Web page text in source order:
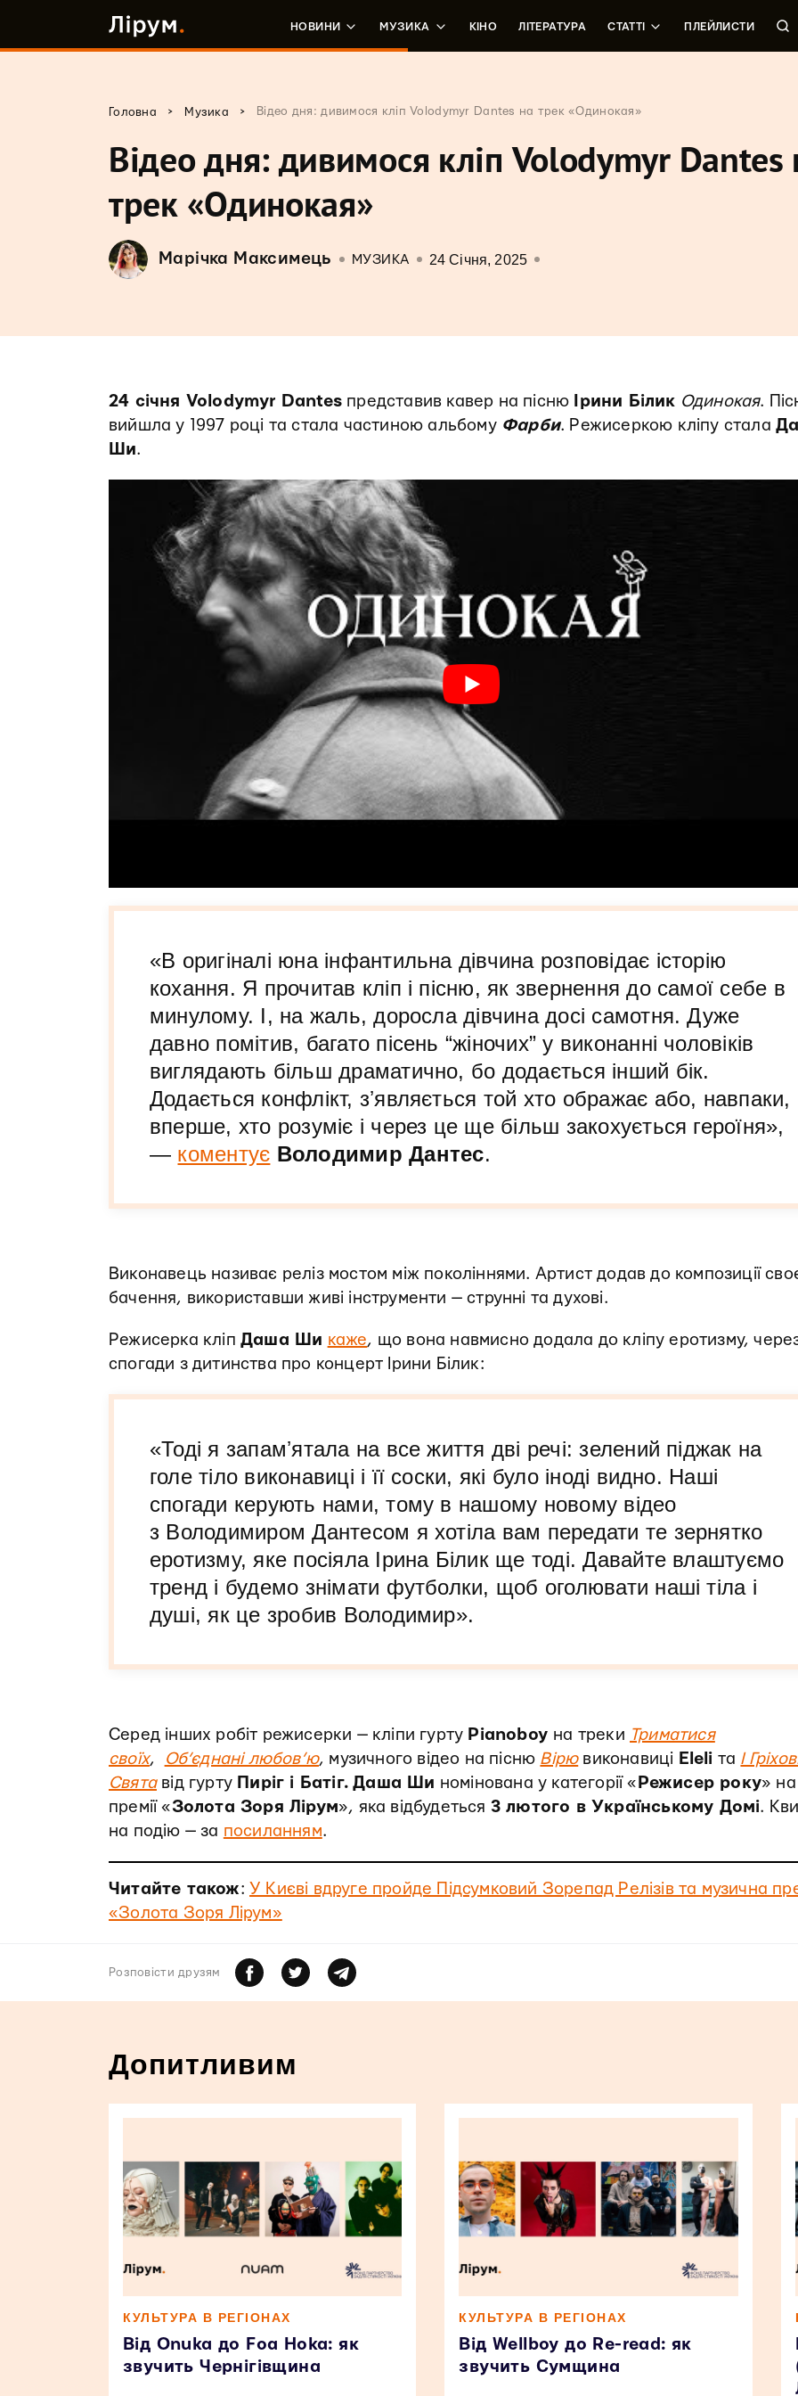
НОВИНИ МУЗИКА КІНО ЛІТЕРАТУРА СТАТТІ ПЛЕЙЛИСТИ
Головна > Музика > Відео дня: дивимося кліп Volodymyr Dantes на трек «Одинокая»
Відео дня: дивимося кліп Volodymyr Dantes
трек «Одинокая»
Марічка Максимець МУЗИКА 24 Січня, 2025
24 січня Volodymyr Dantes представив кавер на пісню Ірини Білик Одинокая.
вийшла у 1997 році та стала частиною альбому Фарби. Режисеркою кліпу стала
Ши.
«В оригіналі юна інфантильна дівчина розповідає історію
кохання. Я прочитав кліп і пісню, як звернення до самої себе в
минулому. І, на жаль, доросла дівчина досі самотня. Дуже
давно помітив, багато пісень “жіночих” у виконанні чоловіків
виглядають більш драматично, бо додається інший бік.
Додається конфлікт, зʼявляється той хто ображає або, навпаки,
вперше, хто розуміє і через це ще більш закохується героїня»,
— коментує Володимир Дантес.
Виконавець називає реліз мостом між поколіннями. Артист додав до композиції
бачення, використавши живі інструменти — струнні та духові.
Режисерка кліп Даша Ши каже, що вона навмисно додала до кліпу еротизму,
спогади з дитинства про концерт Ірини Білик:
«Тоді я запамʼятала на все життя дві речі: зелений піджак на
голе тіло виконавиці і її соски, які було іноді видно. Наші
спогади керують нами, тому в нашому новому відео
з Володимиром Дантесом я хотіла вам передати те зернятко
еротизму, яке посіяла Ірина Білик ще тоді. Давайте влаштуємо
тренд і будемо знімати футболки, щоб оголювати наші тіла і
душі, як це зробив Володимир».
Серед інших робіт режисерки — кліпи гурту Pianoboy на треки Триматися
своїх, Об’єднані любов’ю, музичного відео на пісню Вірювиконавиці Eleli та І
Святавід гурту Пиріг і Батіг. Даша Ши номінована у категорії « Режисер року» на
премії «Золота Зоря Лірум», яка відбудеться 3 лютого в Українському Домі.
на подію — за посиланням.
Читайте також: У Києві вдруге пройде Підсумковий Зорепад Релізів та музична
«Золота Зоря Лірум»
Розповiсти друзям
Допитливим
КУЛЬТУРА В РЕГІОНАХ
Від Onuka до Foa Hoka: як
звучить Чернігівщина
КУЛЬТУРА В РЕГІОНАХ
Від Wellboy до Re-read: як
звучить Сумщина